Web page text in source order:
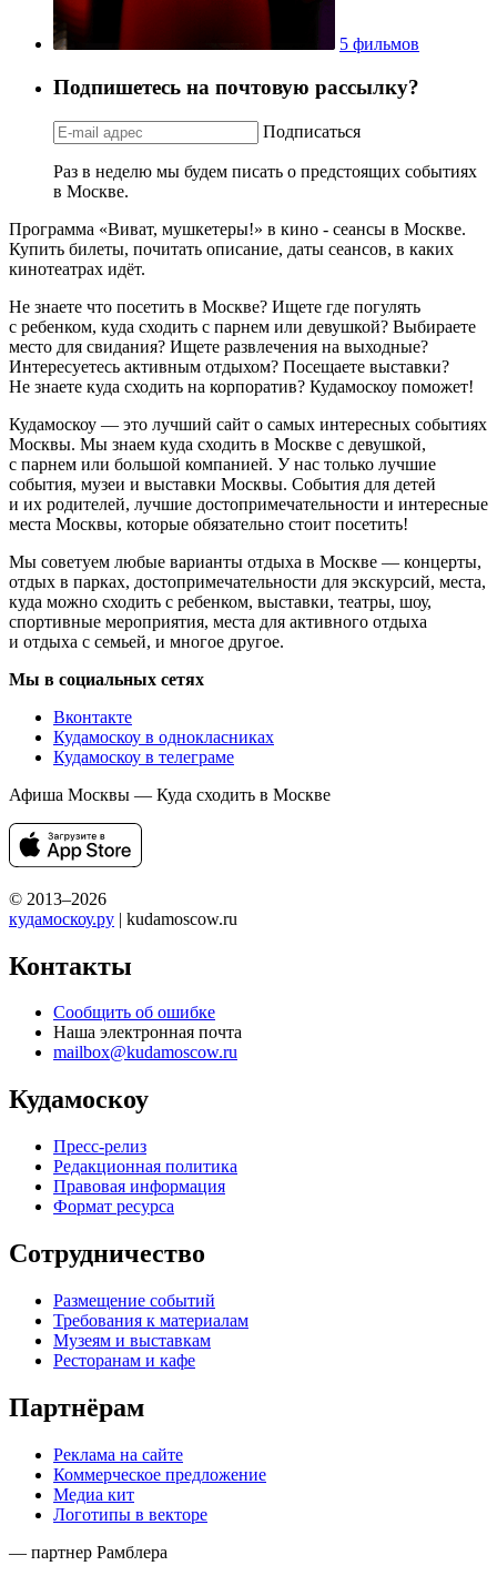
5 фильмов
Подпишетесь на почтовую рассылку?
Подписаться
Раз в неделю мы будем писать о предстоящих событиях
в Москве.
Программа «Виват, мушкетеры!» в кино - сеансы в Москве.
Купить билеты, почитать описание, даты сеансов, в каких
кинотеатрах идёт.
Не знаете что посетить в Москве? Ищете где погулять
с ребенком, куда сходить с парнем или девушкой? Выбираете
место для свидания? Ищете развлечения на выходные?
Интересуетесь активным отдыхом? Посещаете выставки?
Не знаете куда сходить на корпоратив? Кудамоскоу поможет!
Кудамоскоу — это лучший сайт о самых интересных событиях
Москвы. Мы знаем куда сходить в Москве с девушкой,
с парнем или большой компанией. У нас только лучшие
события, музеи и выставки Москвы. События для детей
и их родителей, лучшие достопримечательности и интересные
места Москвы, которые обязательно стоит посетить!
Мы советуем любые варианты отдыха в Москве — концерты,
отдых в парках, достопримечательности для экскурсий, места,
куда можно сходить с ребенком, выставки, театры, шоу,
спортивные мероприятия, места для активного отдыха
и отдыха с семьей, и многое другое.
Мы в социальных сетях
Вконтакте
Кудамоскоу в однокласниках
Кудамоскоу в телеграме
Афиша Москвы — Куда сходить в Москве
© 2013–2026
кудамоскоу.ру | kudamoscow.ru
Контакты
Сообщить об ошибке
Наша электронная почта
mailbox@kudamoscow.ru
Кудамоскоу
Пресс-релиз
Редакционная политика
Правовая информация
Формат ресурса
Сотрудничество
Размещение событий
Требования к материалам
Музеям и выставкам
Ресторанам и кафе
Партнёрам
Реклама на сайте
Коммерческое предложение
Медиа кит
Логотипы в векторе
— партнер Рамблера